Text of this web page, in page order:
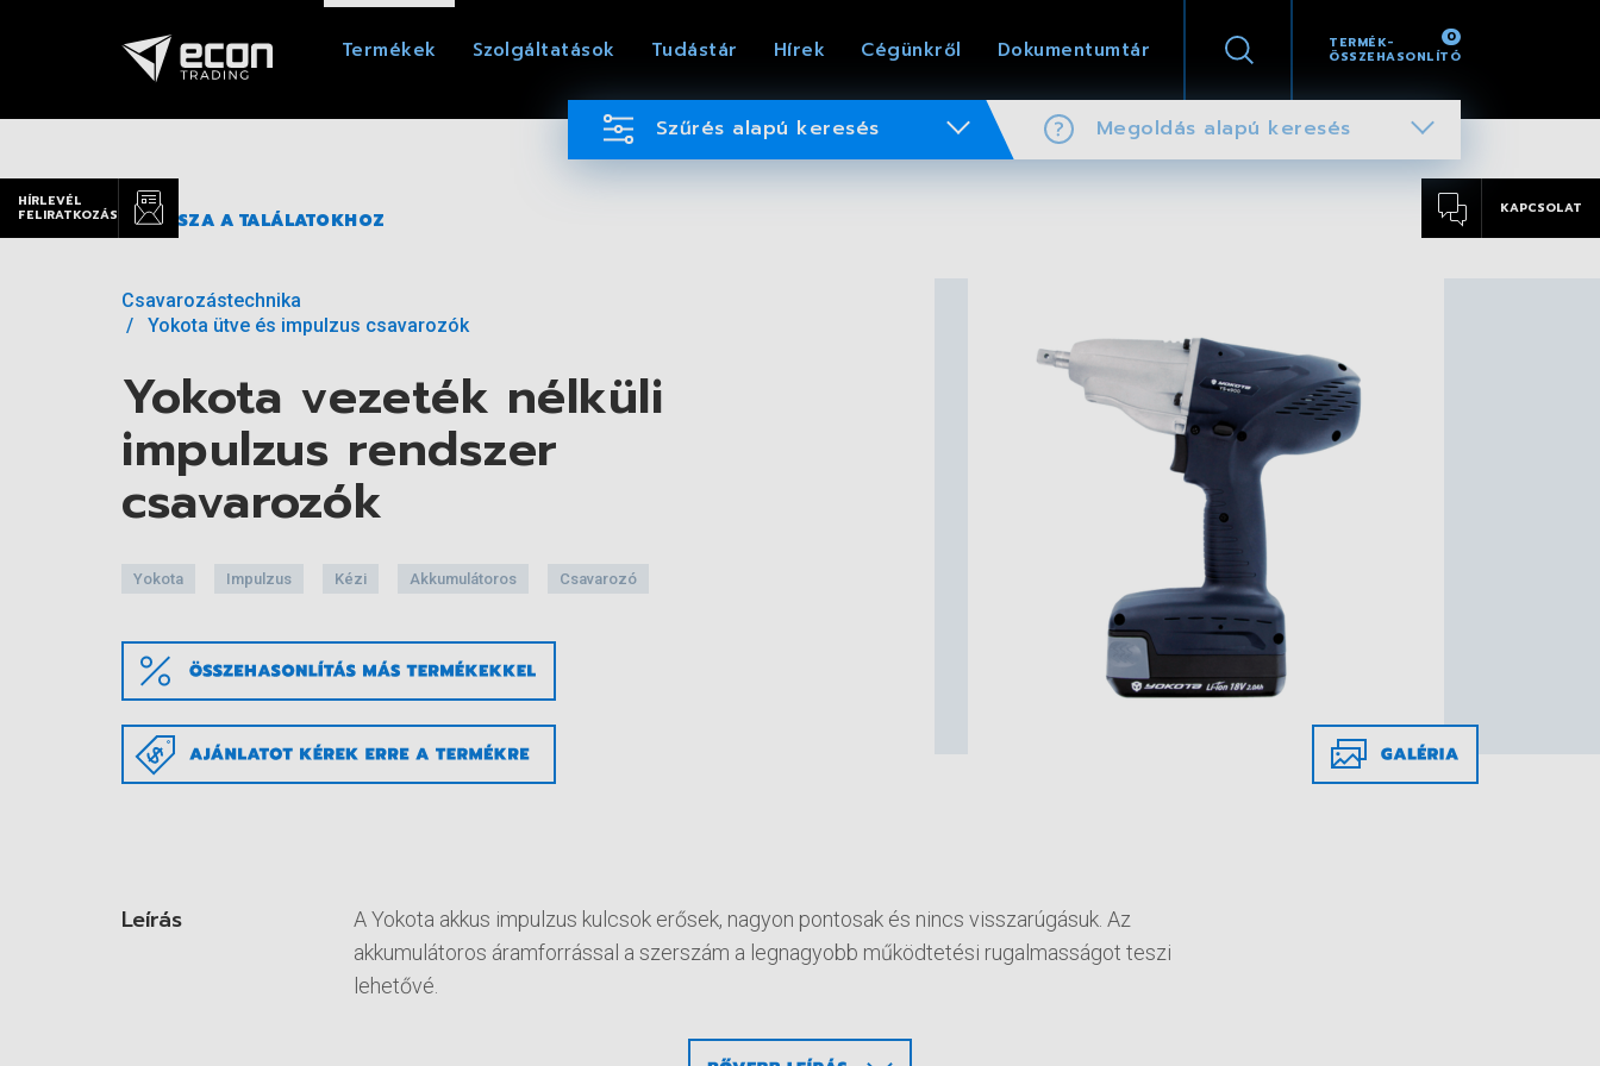
TERMÉK-
ÖSSZEHASONLÍTÓ
0
Termékek Szolgáltatások Tudástár Hírek Cégünkről Dokumentumtár
Szűrés alapú keresés Megoldás alapú keresés
HÍRLEVÉL
FELIRATKOZÁS
KAPCSOLAT
VISSZA A TALÁLATOKHOZ
Csavarozástechnika
Yokota ütve és impulzus csavarozók
Yokota vezeték nélküli
impulzus rendszer
csavarozók
Yokota Impulzus Kézi Akkumulátoros Csavarozó
Leírás
A Yokota akkus impulzus kulcsok erősek, nagyon pontosak és nincs visszarúgásuk. Az
akkumulátoros áramforrással a szerszám a legnagyobb működtetési rugalmasságot teszi
lehetővé.